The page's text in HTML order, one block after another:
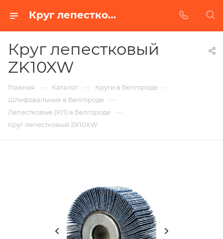
Круг лепестковый ZK10XW в Белгороде | Купить по недорогой цене от Абразивного Завода
Круг лепестковый
ZK10XW
Главная — Каталог — Круги в Белгороде —
Шлифовальные в Белгороде —
Лепестковые (КЛ) в Белгороде —
Круг лепестковый ZK10XW